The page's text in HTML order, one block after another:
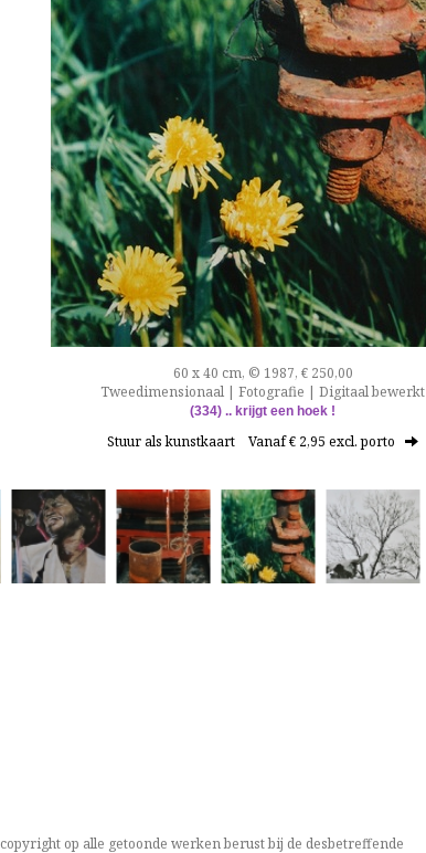
60 x 40 cm, © 1987, € 250,00
Tweedimensionaal | Fotografie | Digitaal bewerkt
(334) .. krijgt een hoek !
Stuur als kunstkaart Vanaf € 2,95 excl. porto
op alle getoonde werken berust bij de desbetreffende